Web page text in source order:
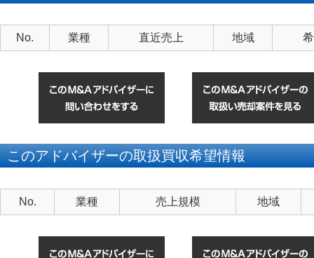
No. 業種 直近売上 地域
このアドバイザーの取扱買収希望情報
No. 業種 売上規模 地域